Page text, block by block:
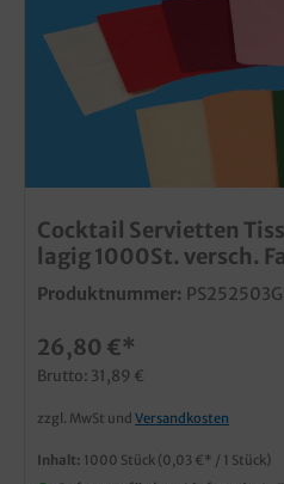
Cocktail Servietten
lagig 1000St. versch.
Produktnummer:
26,80 €*
Brutto: 31,89 €
zzgl. MwSt und Versandkosten
Inhalt: 1000 Stück (0,03 €* / 1 Stück)